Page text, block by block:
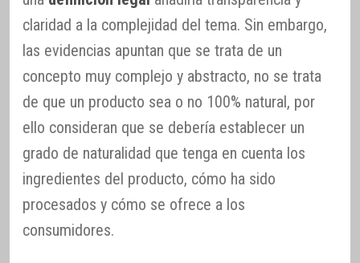
claridad a la complejidad del tema. Sin embargo,
las evidencias apuntan que se trata de un
concepto muy complejo y abstracto, no se trata
de que un producto sea o no 100% natural, por
ello consideran que se debería establecer un
grado de naturalidad que tenga en cuenta los
ingredientes del producto, cómo ha sido
procesados y cómo se ofrece a los
consumidores.